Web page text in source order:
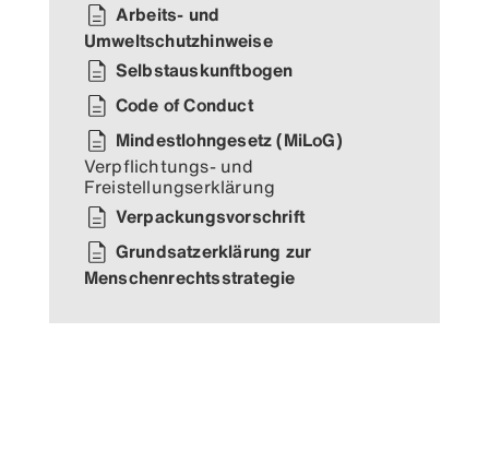
Arbeits- und
Umweltschutzhinweise
Selbstauskunftbogen
Code of Conduct
Mindestlohngesetz (MiLoG)
Verpflichtungs- und
Freistellungserklärung
Verpackungsvorschrift
Grundsatzerklärung zur
Menschenrechtsstrategie